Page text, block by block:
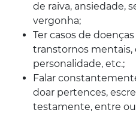
de raiva, ansiedade,
vergonha;
Ter casos de
transtornos
personalidade, etc.;
Falar
doar pertences,
testamente, entre